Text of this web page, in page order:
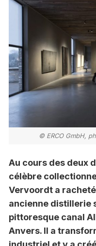
© ERCO GmbH,
Au cours des deux
célèbre
Vervoordt a racheté
ancienne distillerie
pittoresque canal
Anvers. Il a